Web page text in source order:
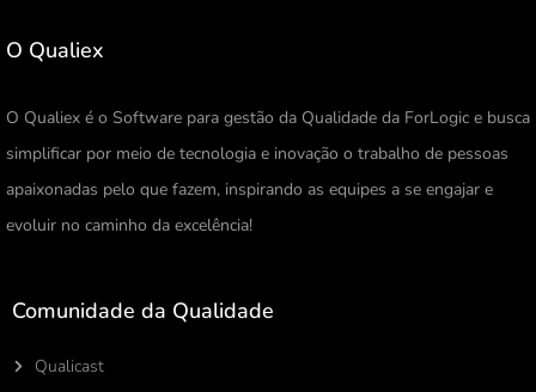
O Qualiex
O Qualiex é o Software para gestão da Qualidade da ForLogic e busca
simplificar por meio de tecnologia e inovação o trabalho de pessoas
apaixonadas pelo que fazem, inspirando as equipes a se engajar e
evoluir no caminho da excelência!
Comunidade da Qualidade
Qualicast